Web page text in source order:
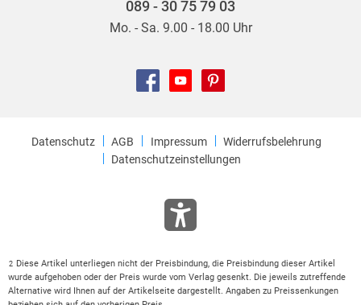
089 - 30 75 79 03
Mo. - Sa. 9.00 - 18.00 Uhr
Datenschutz AGB Impressum
Widerrufsbelehrung
Datenschutzeinstellungen
2
Diese Artikel unterliegen nicht der Preisbindung, die Preisbindung dieser Artikel
wurde aufgehoben oder der Preis wurde vom Verlag gesenkt. Die jeweils zutreffende
Alternative wird Ihnen auf der Artikelseite dargestellt. Angaben zu Preissenkungen